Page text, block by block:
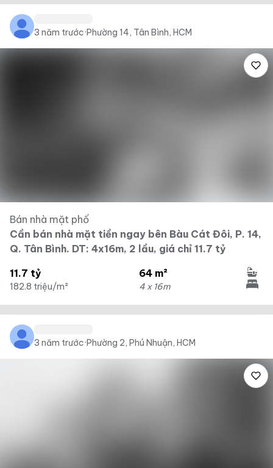
3 năm trước·Phường 14, Tân Bình, HCM
Bán nhà mặt phố
Cần bán nhà mặt tiền ngay bên Bàu Cát Đôi, P. 14,
Q. Tân Bình. DT: 4x16m, 2 lầu, giá chỉ 11.7 tỷ
11.7 tỷ
182.8 triệu/m²
64 m²
4 x 16m
3 năm trước·Phường 2, Phú Nhuận, HCM